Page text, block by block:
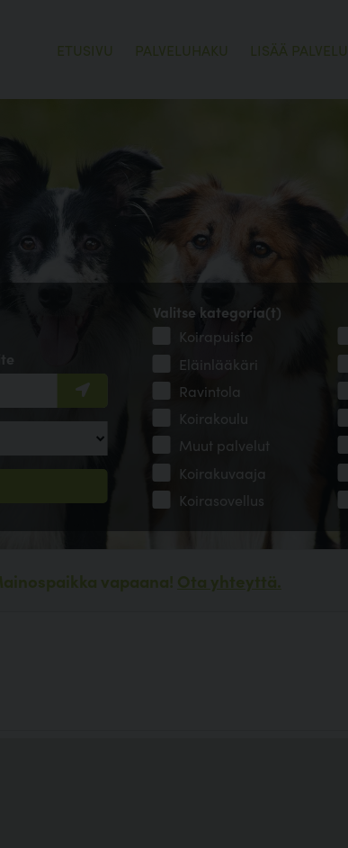
ETUSIVU PALVELUHAKU LISÄÄ PALVELU
Valitse kategoria(t)
Koirapuisto
Eläinlääkäri
Ravintola
Koirakoulu
Muut palvelut
Koirakuvaaja
Koirasovellus
vapaana! Ota yhteyttä.